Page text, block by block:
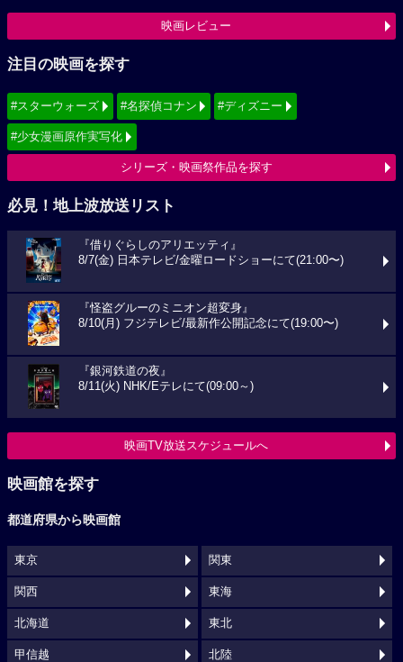
映画レビュー
注目の映画を探す
#スターウォーズ #名探偵コナン #ディズニー
#少女漫画原作実写化
シリーズ・映画祭作品を探す
必見！地上波放送リスト
『借りぐらしのアリエッティ』
8/7(金) 日本テレビ/金曜ロードショーにて(21:00〜)
『怪盗グルーのミニオン超変身』
8/10(月) フジテレビ/最新作公開記念にて(19:00〜)
『銀河鉄道の夜』
8/11(火) NHK/Eテレにて(09:00～)
映画TV放送スケジュールへ
映画館を探す
都道府県から映画館
東京 関東
関西 東海
北海道 東北
甲信越 北陸